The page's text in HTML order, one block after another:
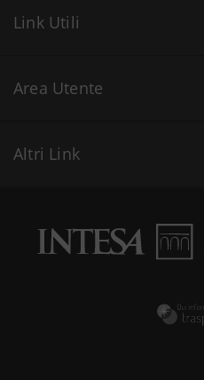
Link Utili
Area Utente
Altri Link